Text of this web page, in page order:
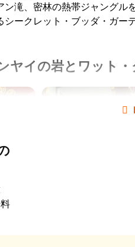
ン滝、密林の熱帯ジャングル
シークレット・ブッダ・ガー
ヤイの岩とワット